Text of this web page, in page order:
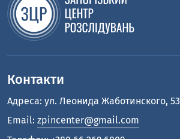
Контакти
Адреса: ул. Леонида Жаботинского, 53
Email: zpincenter@gmail.com